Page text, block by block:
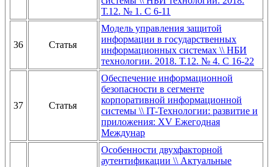
Т.12. № 1. С 6-11
36 Статья
Модель управления защитой
информации в государственных
информационных системах \\ НБИ
технологии. 2018. Т.12. № 4. С 16-22
37 Статья
Обеспечение информационной
безопасности в сегменте
корпоративной информационной
системы \\ IT-Технологии: развитие и
приложения: XV Ежегодная
Междунар
Особенности двухфакторной
аутентификации \\ Актуальные